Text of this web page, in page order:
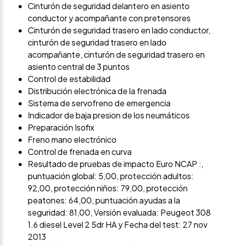
Cinturón de seguridad delantero en asiento
conductor y acompañante con pretensores
Cinturón de seguridad trasero en lado conductor,
cinturón de seguridad trasero en lado
acompañante, cinturón de seguridad trasero en
asiento central de 3 puntos
Control de estabilidad
Distribución electrónica de la frenada
Sistema de servofreno de emergencia
Indicador de baja presion de los neumáticos
Preparación Isofix
Freno mano electrónico
Control de frenada en curva
Resultado de pruebas de impacto Euro NCAP :,
puntuación global: 5,00, protección adultos:
92,00, protección niños: 79,00, protección
peatones: 64,00, puntuación ayudas a la
seguridad: 81,00, Versión evaluada: Peugeot 308
1.6 diesel Level 2 5dr HA y Fecha del test: 27 nov
2013